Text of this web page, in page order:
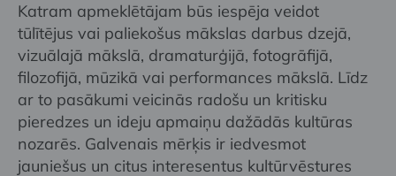
Katram apmeklētājam būs iespēja veidot
tūlītējus vai paliekošus mākslas darbus dzejā,
vizuālajā mākslā, dramaturģijā, fotogrāfijā,
filozofijā, mūzikā vai performances mākslā. Līdz
ar to pasākumi veicinās radošu un kritisku
pieredzes un ideju apmaiņu dažādās kultūras
nozarēs. Galvenais mērķis ir iedvesmot
jauniešus un citus interesentus kultūrvēstures